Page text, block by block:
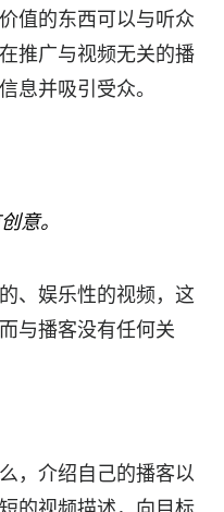
值的东西可以与听众
推广与视频无关的播
息并吸引受众。
意。
、娱乐性的视频，这
与播客没有任何关
，介绍自己的播客以